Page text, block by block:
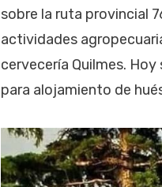
sobre la ruta provincial
actividades
cervecería Quilmes.
para alojamiento de